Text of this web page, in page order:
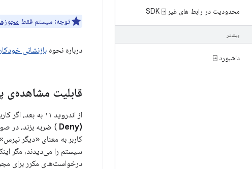
محدودیت در رابط های غیر SDK ⍈
بیشتر
داشبورد ⍈
توجه: سیستم فقط
درباره نحوه بازنشانی
قابلیت مشاهده‌ی
از اندروید ۱۱ به بعد، اگر کاربر در طول مدت نصب برنامه روی دستگاه، بیش از یک بار برای یک مجوز خاص، روی گزینه
(Deny
) ضربه بزند، در
کاربر به معنای «دیگر
درخواست‌های مکرر برای